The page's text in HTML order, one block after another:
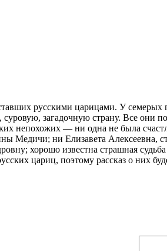
русскими царицами. У семерых
загадочную страну. Все они
непохожих — ни одна не была
Медичи; ни Елизавета Алексеевна,
хорошо известна страшная
цариц, поэтому рассказ о них